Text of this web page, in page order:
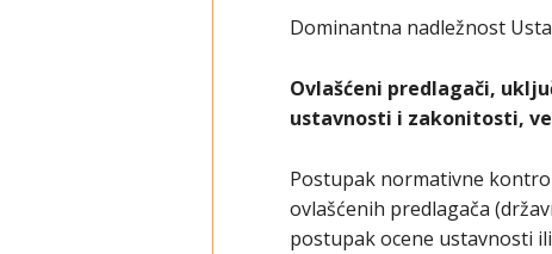
Dominantna nadležnost
Ovlašćeni predlagači,
ustavnosti i zakonitosti,
Postupak normativne
ovlašćenih predlagača
postupak ocene ustavnosti